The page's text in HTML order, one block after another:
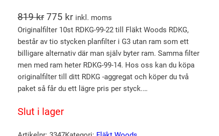
819kr D
e
t
u
r
s
r
775 krD
e
t
n
u
v
inkl. moms
Originalfilter 10st RDKG-99-22 till Fläkt Woods RDKG,
består av tio stycken planfilter i G3 utan ram som ett
billigare alternativ där man själv byter ram. Samma filter
men med ram heter RDKG-99-14. Hos oss kan du köpa
originalfilter till ditt RDKG -aggregat och köper du två
paket så får du ett lägre pris per styck.…
Slut i lager